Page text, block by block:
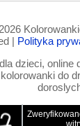
Kolorowane:
| Polityka
dzieci, online
do